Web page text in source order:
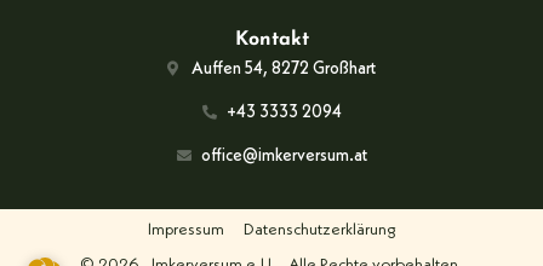
Kontakt
Auffen 54, 8272 Großhart
+43 3333 2094
office@imkerversum.at
Impressum Datenschutzerklärung